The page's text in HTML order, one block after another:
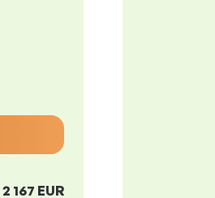
2 167 EUR